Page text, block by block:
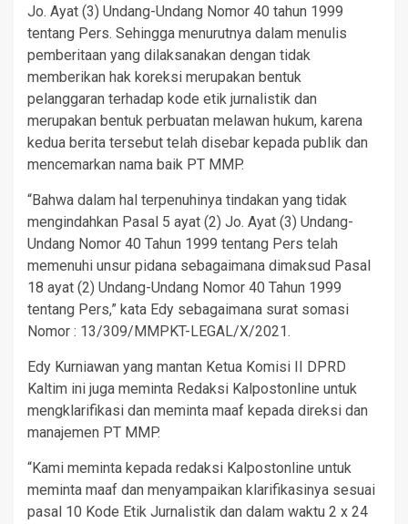
Jo. Ayat (3) Undang-Undang Nomor 40 tahun 1999
tentang Pers. Sehingga menurutnya dalam menulis
pemberitaan yang dilaksanakan dengan tidak
memberikan hak koreksi merupakan bentuk
pelanggaran terhadap kode etik jurnalistik dan
merupakan bentuk perbuatan melawan hukum, karena
kedua berita tersebut telah disebar kepada publik dan
mencemarkan nama baik PT MMP.
“Bahwa dalam hal terpenuhinya tindakan yang tidak
mengindahkan Pasal 5 ayat (2) Jo. Ayat (3) Undang-
Undang Nomor 40 Tahun 1999 tentang Pers telah
memenuhi unsur pidana sebagaimana dimaksud Pasal
18 ayat (2) Undang-Undang Nomor 40 Tahun 1999
tentang Pers,” kata Edy sebagaimana surat somasi
Nomor : 13/309/MMPKT-LEGAL/X/2021.
Edy Kurniawan yang mantan Ketua Komisi II DPRD
Kaltim ini juga meminta Redaksi Kalpostonline untuk
mengklarifikasi dan meminta maaf kepada direksi dan
manajemen PT MMP.
“Kami meminta kepada redaksi Kalpostonline untuk
meminta maaf dan menyampaikan klarifikasinya sesuai
pasal 10 Kode Etik Jurnalistik dan dalam waktu 2 x 24